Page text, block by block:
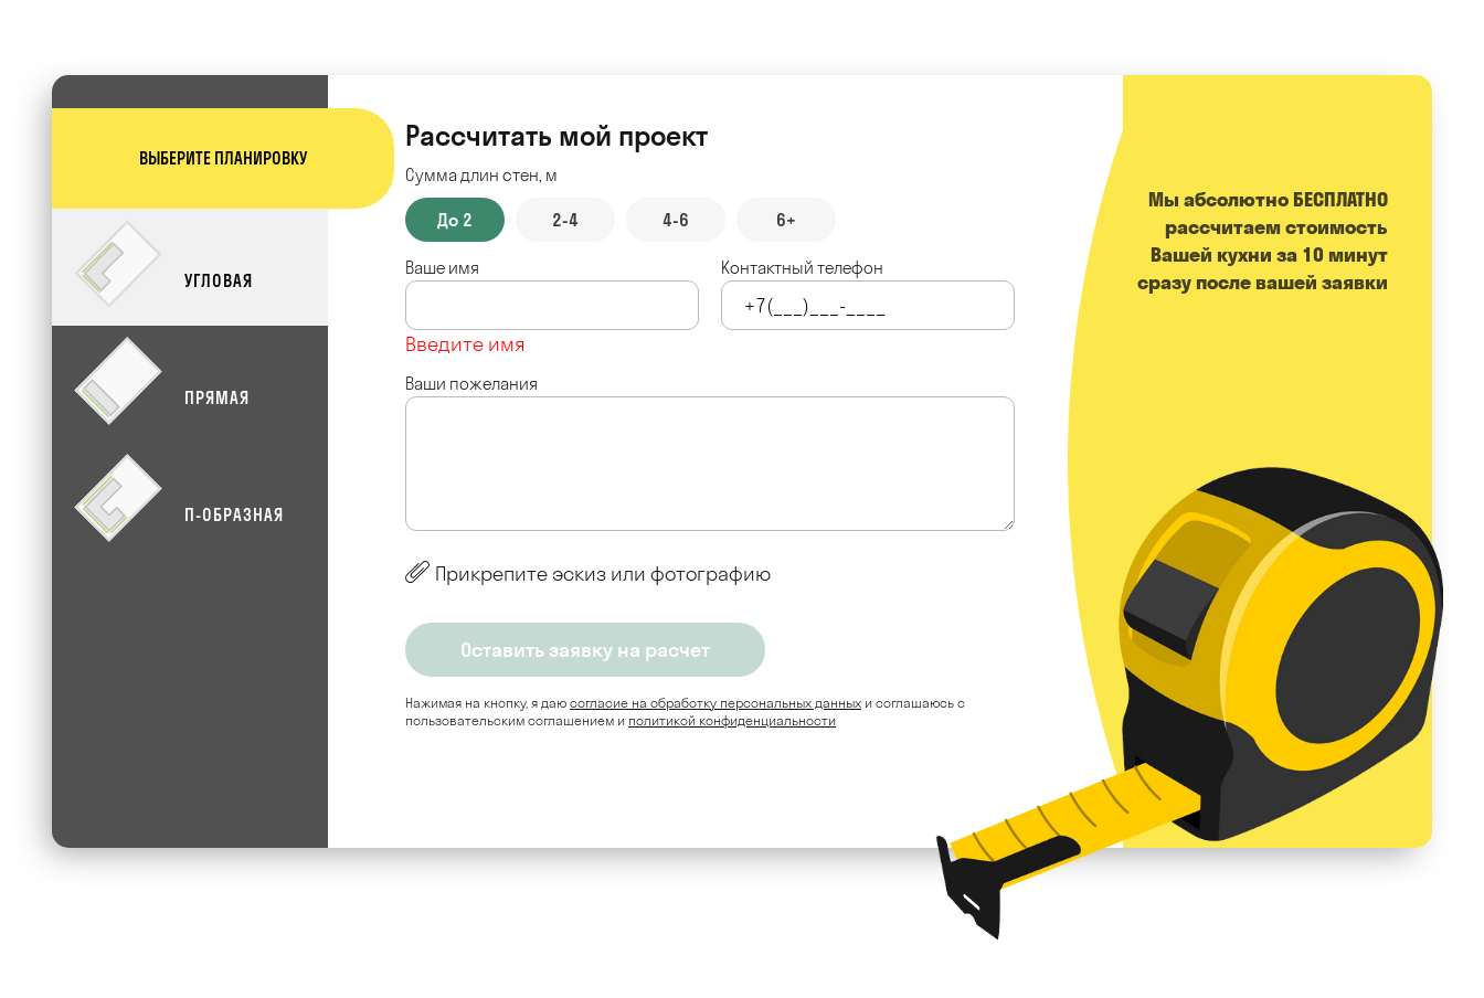
ВЫБЕРИТЕ ПЛАНИРОВКУ
УГЛОВАЯ
ПРЯМАЯ
П-ОБРАЗНАЯ
Рассчитать мой проект
Сумма длин стен, м
До 2 2-4 4-6 6+
Ваше имя
Введите имя
Контактный телефон
Ваши пожелания
Прикрепите эскиз или фотографию
Нажимая на кнопку, я даю согласие на обработку персональных данных и соглашаюсь c
пользовательским соглашением и политикой конфиденциальности
Мы абсолютно БЕСПЛАТНО
расcчитаем стоимость
Вашей кухни за 10 минут
сразу после вашей заявки